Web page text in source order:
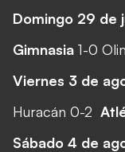
Domingo 29 de
Gimnasia 1-0
Viernes 3 de
Huracán 0-2
Sábado 4 de